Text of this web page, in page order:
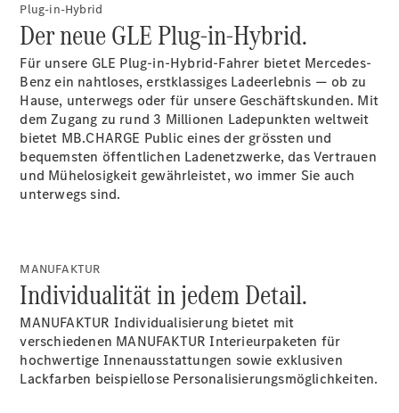
Über uns
Ansprechpartner
Unternehmen
Jobs &
Karriere
Plug-in-Hybrid
Der neue GLE Plug-in-Hybrid.
Für unsere GLE Plug-in-Hybrid-Fahrer bietet Mercedes-
Benz ein nahtloses, erstklassiges Ladeerlebnis — ob zu
Hause, unterwegs oder für unsere Geschäftskunden. Mit
dem Zugang zu rund 3 Millionen Ladepunkten weltweit
bietet MB.CHARGE Public eines der grössten und
bequemsten öffentlichen Ladenetzwerke, das Vertrauen
und Mühelosigkeit gewährleistet, wo immer Sie auch
unterwegs sind.
MANUFAKTUR
Individualität in jedem Detail.
MANUFAKTUR Individualisierung bietet mit
verschiedenen MANUFAKTUR Interieurpaketen für
hochwertige Innenausstattungen sowie exklusiven
Lackfarben beispiellose Personalisierungsmöglichkeiten.